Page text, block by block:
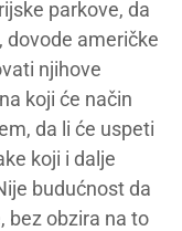
parkove, da
dovode američke
njihove
koji će način
da li će uspeti
koji i dalje
budućnost da
bez obzira na to